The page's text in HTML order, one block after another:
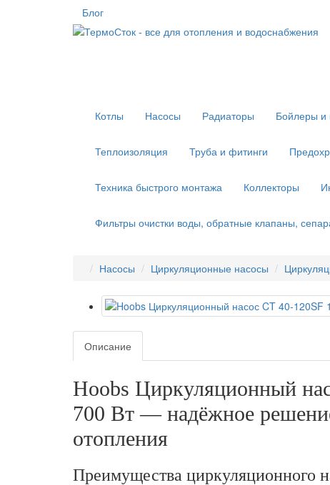
Блог
Котлы Насосы Радиаторы Бойлеры и
Теплоизоляция Труба и фитинги
Техника быстрого монтажа Коллекторы
Фильтры очистки воды, обратные клапаны,
Насосы Циркуляционные насосы
Описание
Hoobs Циркуляционный
700 Вт — надёжное
отопления
Преимущества циркуляционного